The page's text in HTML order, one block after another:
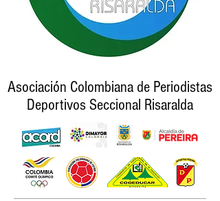
Asociación Colombiana de Periodistas
Deportivos Seccional Risaralda